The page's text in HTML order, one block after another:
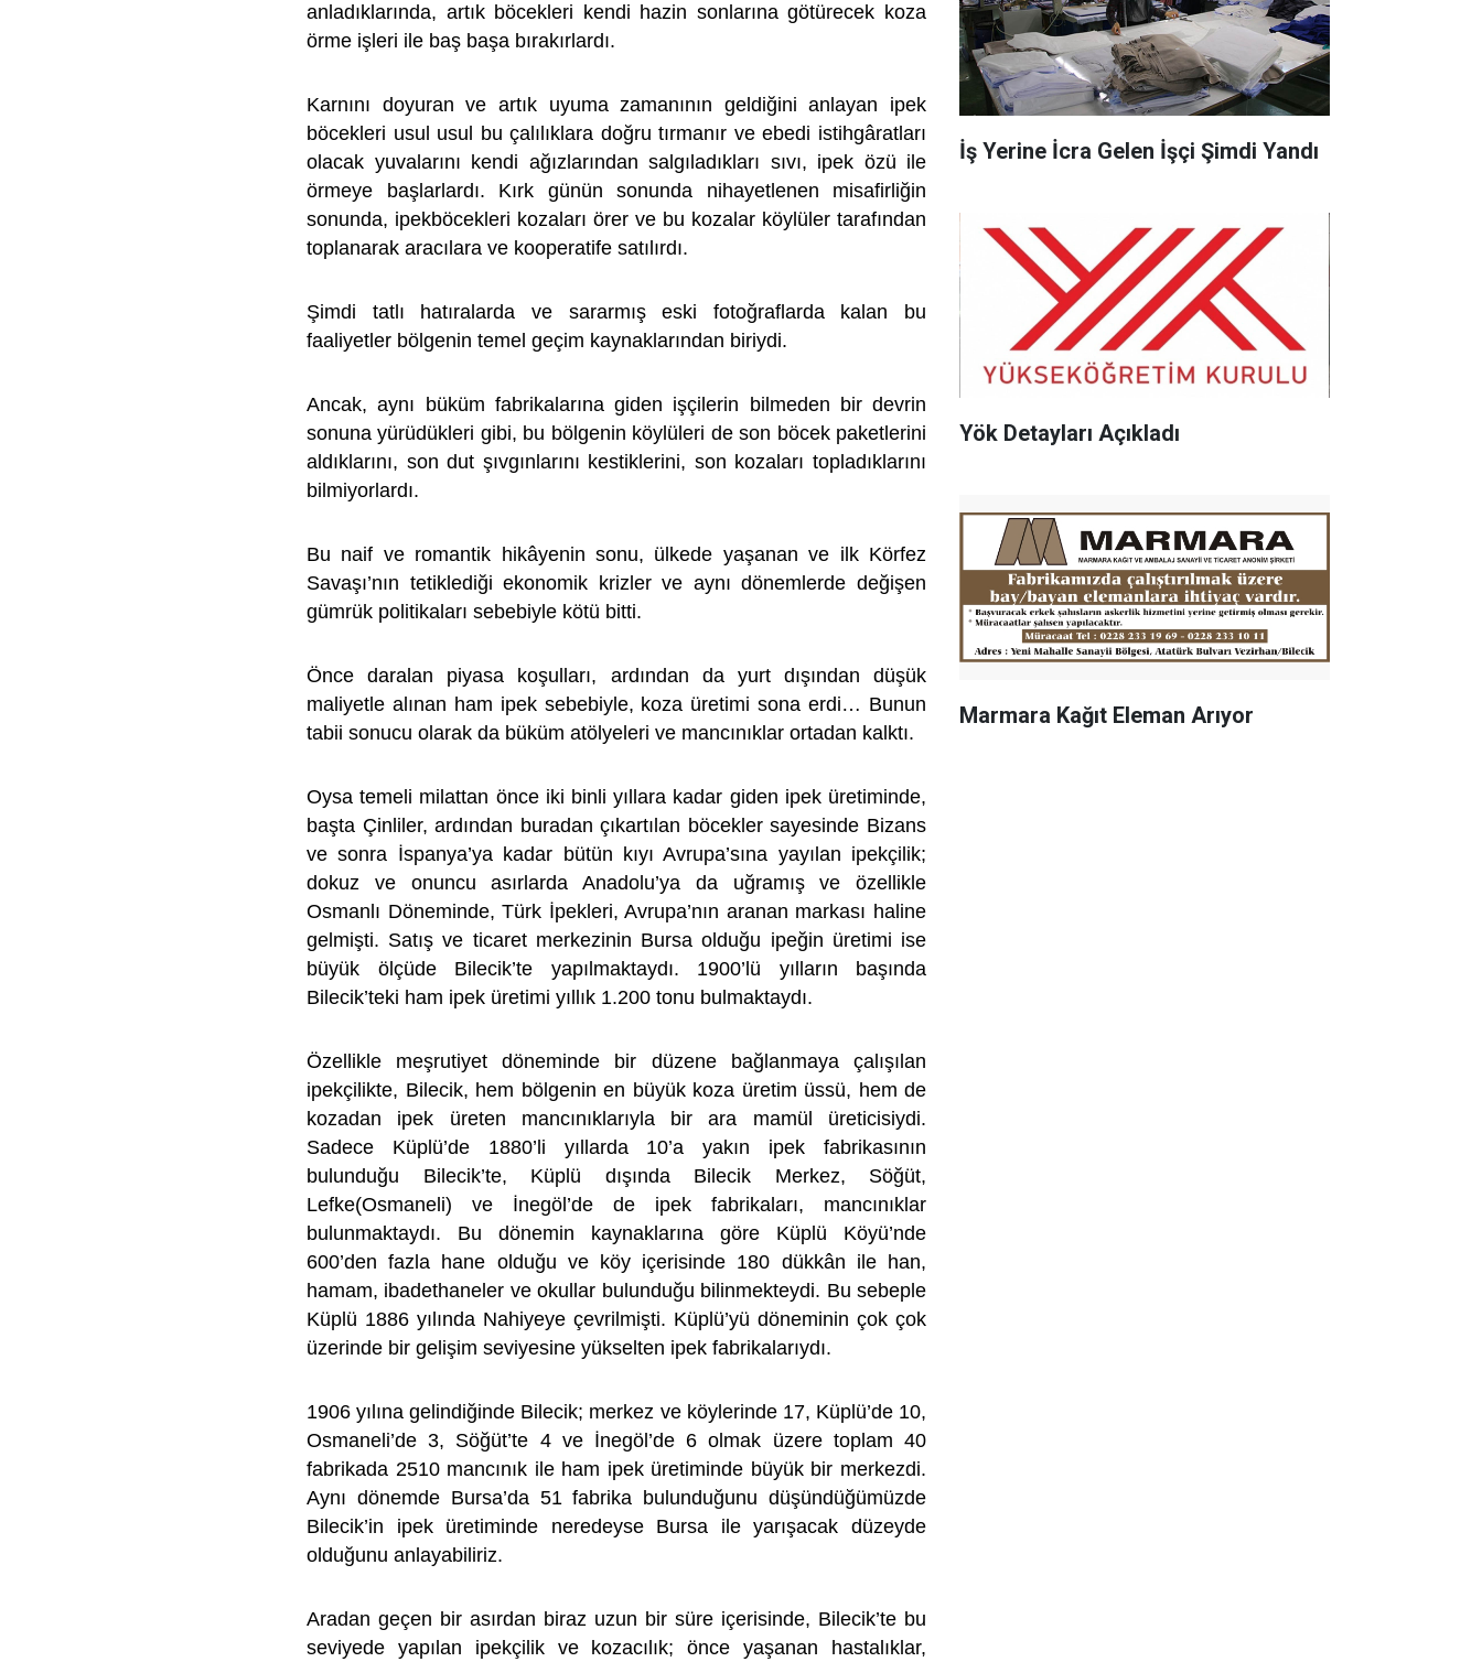
anladıklarında, artık böcekleri kendi hazin sonlarına götürecek koza
örme işleri ile baş başa bırakırlardı.
Karnını doyuran ve artık uyuma zamanının geldiğini anlayan ipek
böcekleri usul usul bu çalılıklara doğru tırmanır ve ebedi istihgâratları
olacak yuvalarını kendi ağızlarından salgıladıkları sıvı, ipek özü ile
örmeye başlarlardı. Kırk günün sonunda nihayetlenen misafirliğin
sonunda, ipekböcekleri kozaları örer ve bu kozalar köylüler tarafından
toplanarak aracılara ve kooperatife satılırdı.
Şimdi tatlı hatıralarda ve sararmış eski fotoğraflarda kalan bu
faaliyetler bölgenin temel geçim kaynaklarından biriydi.
Ancak, aynı büküm fabrikalarına giden işçilerin bilmeden bir devrin
sonuna yürüdükleri gibi, bu bölgenin köylüleri de son böcek paketlerini
aldıklarını, son dut şıvgınlarını kestiklerini, son kozaları topladıklarını
bilmiyorlardı.
Bu naif ve romantik hikâyenin sonu, ülkede yaşanan ve ilk Körfez
Savaşı’nın tetiklediği ekonomik krizler ve aynı dönemlerde değişen
gümrük politikaları sebebiyle kötü bitti.
Önce daralan piyasa koşulları, ardından da yurt dışından düşük
maliyetle alınan ham ipek sebebiyle, koza üretimi sona erdi… Bunun
tabii sonucu olarak da büküm atölyeleri ve mancınıklar ortadan kalktı.
Oysa temeli milattan önce iki binli yıllara kadar giden ipek üretiminde,
başta Çinliler, ardından buradan çıkartılan böcekler sayesinde Bizans
ve sonra İspanya’ya kadar bütün kıyı Avrupa’sına yayılan ipekçilik;
dokuz ve onuncu asırlarda Anadolu’ya da uğramış ve özellikle
Osmanlı Döneminde, Türk İpekleri, Avrupa’nın aranan markası haline
gelmişti. Satış ve ticaret merkezinin Bursa olduğu ipeğin üretimi ise
büyük ölçüde Bilecik’te yapılmaktaydı. 1900’lü yılların başında
Bilecik’teki ham ipek üretimi yıllık 1.200 tonu bulmaktaydı.
Özellikle meşrutiyet döneminde bir düzene bağlanmaya çalışılan
ipekçilikte, Bilecik, hem bölgenin en büyük koza üretim üssü, hem de
kozadan ipek üreten mancınıklarıyla bir ara mamül üreticisiydi.
Sadece Küplü’de 1880’li yıllarda 10’a yakın ipek fabrikasının
bulunduğu Bilecik’te, Küplü dışında Bilecik Merkez, Söğüt,
Lefke(Osmaneli) ve İnegöl’de de ipek fabrikaları, mancınıklar
bulunmaktaydı. Bu dönemin kaynaklarına göre Küplü Köyü’nde
600’den fazla hane olduğu ve köy içerisinde 180 dükkân ile han,
hamam, ibadethaneler ve okullar bulunduğu bilinmekteydi. Bu sebeple
Küplü 1886 yılında Nahiyeye çevrilmişti. Küplü’yü döneminin çok çok
üzerinde bir gelişim seviyesine yükselten ipek fabrikalarıydı.
1906 yılına gelindiğinde Bilecik; merkez ve köylerinde 17, Küplü’de 10,
Osmaneli’de 3, Söğüt’te 4 ve İnegöl’de 6 olmak üzere toplam 40
fabrikada 2510 mancınık ile ham ipek üretiminde büyük bir merkezdi.
Aynı dönemde Bursa’da 51 fabrika bulunduğunu düşündüğümüzde
Bilecik’in ipek üretiminde neredeyse Bursa ile yarışacak düzeyde
olduğunu anlayabiliriz.
Aradan geçen bir asırdan biraz uzun bir süre içerisinde, Bilecik’te bu
seviyede yapılan ipekçilik ve kozacılık; önce yaşanan hastalıklar,
İş Yerine İcra Gelen İşçi Şimdi Yandı
Yök Detayları Açıkladı
Marmara Kağıt Eleman Arıyor